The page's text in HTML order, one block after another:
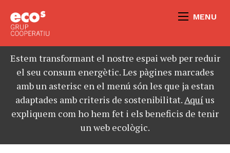
MENU
Estem transformant el nostre espai web per reduir
el seu consum energètic. Les pàgines marcades
amb un asterisc en el menú són les que ja estan
adaptades amb criteris de sostenibilitat.Aquíus
expliquem com ho hem fet i els beneficis de tenir
un web ecològic.